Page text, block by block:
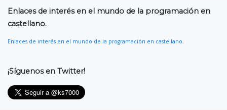
Enlaces de interés en el mundo de la programación en
castellano.
Enlaces de interés en el mundo de la programación en castellano.
¡Síguenos en Twitter!